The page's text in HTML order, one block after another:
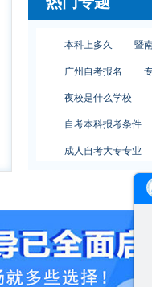
自考报名费
怎么报读广州夜校
本科自考多少钱